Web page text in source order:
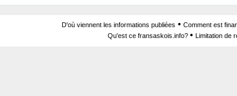
D'où viennent les informations publiées • Comment est
Qu'est ce fransaskois.info? • Limitation de